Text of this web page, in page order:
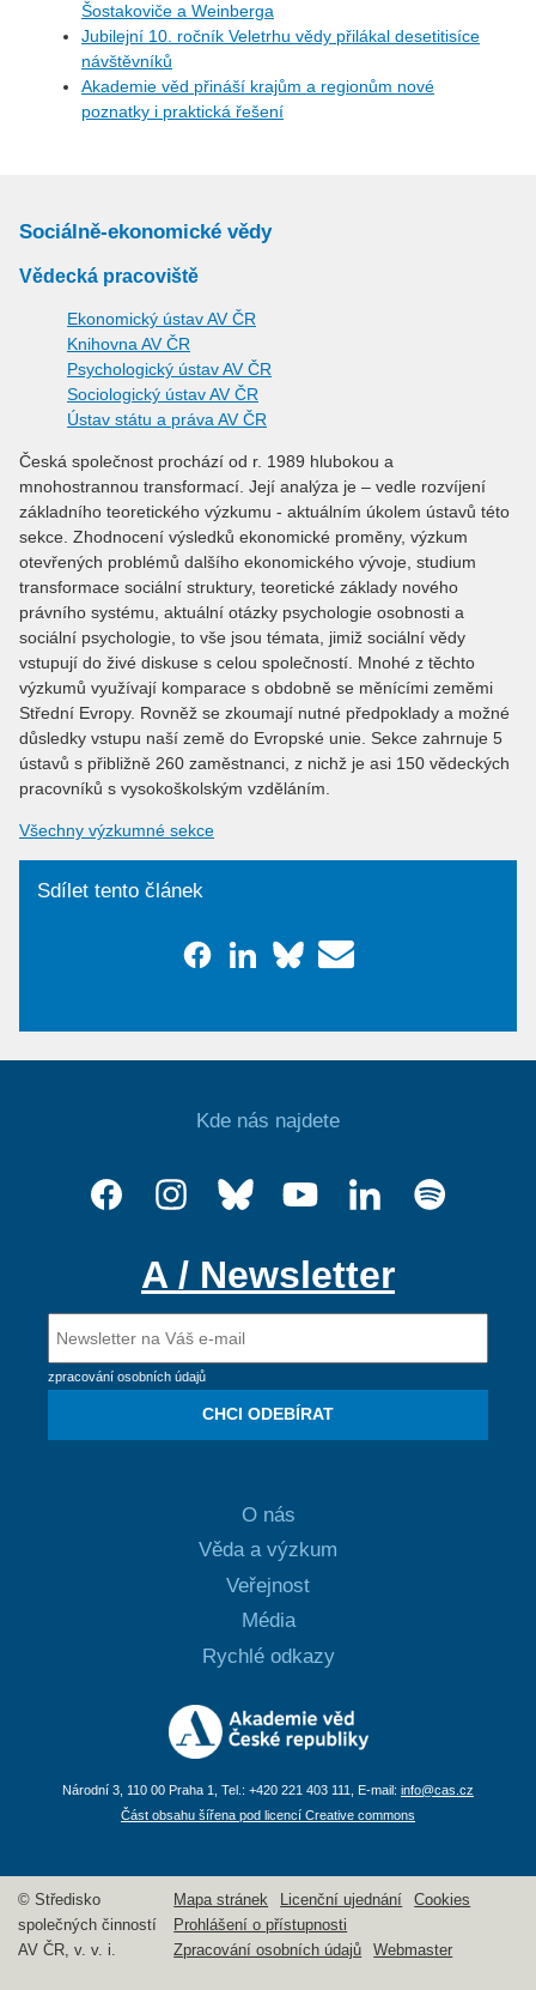
Šostakoviče a Weinberga
Jubilejní 10. ročník Veletrhu vědy přilákal desetitisíce
návštěvníků
Akademie věd přináší krajům a regionům nové
poznatky i praktická řešení
Sociálně-ekonomické vědy
Vědecká pracoviště
Ekonomický ústav AV ČR
Knihovna AV ČR
Psychologický ústav AV ČR
Sociologický ústav AV ČR
Ústav státu a práva AV ČR
Česká společnost prochází od r. 1989 hlubokou a
mnohostrannou transformací. Její analýza je – vedle rozvíjení
základního teoretického výzkumu - aktuálním úkolem ústavů této
sekce. Zhodnocení výsledků ekonomické proměny, výzkum
otevřených problémů dalšího ekonomického vývoje, studium
transformace sociální struktury, teoretické základy nového
právního systému, aktuální otázky psychologie osobnosti a
sociální psychologie, to vše jsou témata, jimiž sociální vědy
vstupují do živé diskuse s celou společností. Mnohé z těchto
výzkumů využívají komparace s obdobně se měnícími zeměmi
Střední Evropy. Rovněž se zkoumají nutné předpoklady a možné
důsledky vstupu naší země do Evropské unie. Sekce zahrnuje 5
ústavů s přibližně 260 zaměstnanci, z nichž je asi 150 vědeckých
pracovníků s vysokoškolským vzděláním.
Všechny výzkumné sekce
Sdílet tento článek
Kde nás najdete
A / Newsletter
zpracování osobních údajů
CHCI ODEBÍRAT
O nás
Věda a výzkum
Veřejnost
Média
Rychlé odkazy
Národní 3, 110 00 Praha 1, Tel.: +420 221 403 111, E-mail: info@cas.cz
Část obsahu šířena pod licencí Creative commons
© Středisko
společných činností
AV ČR, v. v. i.
Mapa stránek Licenční ujednání
Cookies
Prohlášení o přístupnosti
Zpracování osobních údajů
Webmaster